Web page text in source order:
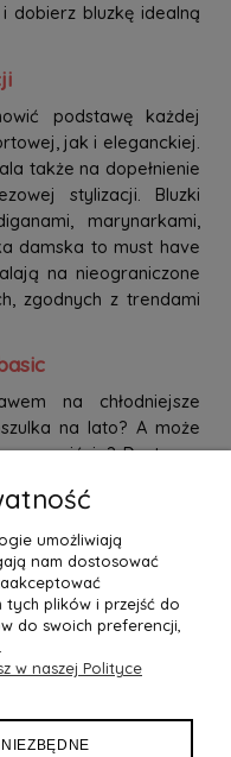
dobierz bluzkę idealną
podstawę każdej
jak i eleganckiej.
także na dopełnienie
stylizacji. Bluzki
marynarkami,
damska to must have
na nieograniczone
zgodnych z trendami
na chłodniejsze
na lato? A może
wyjścia? Dostępne
Starannie wykonane
w uniwersalnych
podczas tworzenia
podkreśla atuty
tworzą wyjątkową
bluzki basic z różnymi
w każdej sytuacji.
umożliwiają
nam dostosować
tych plików i przejść do
do swoich preferencji,
w naszej Polityce